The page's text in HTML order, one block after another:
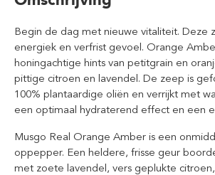
Begin de dag met nieuwe vitaliteit. Deze
energiek en verfrist gevoel. Orange
honingachtige hints van petitgrain en
pittige citroen en lavendel. De zeep is
100% plantaardige oliën en verrijkt met
een optimaal hydraterend effect en een
Musgo Real Orange Amber is een
oppepper. Een heldere, frisse geur
met zoete lavendel, vers geplukte